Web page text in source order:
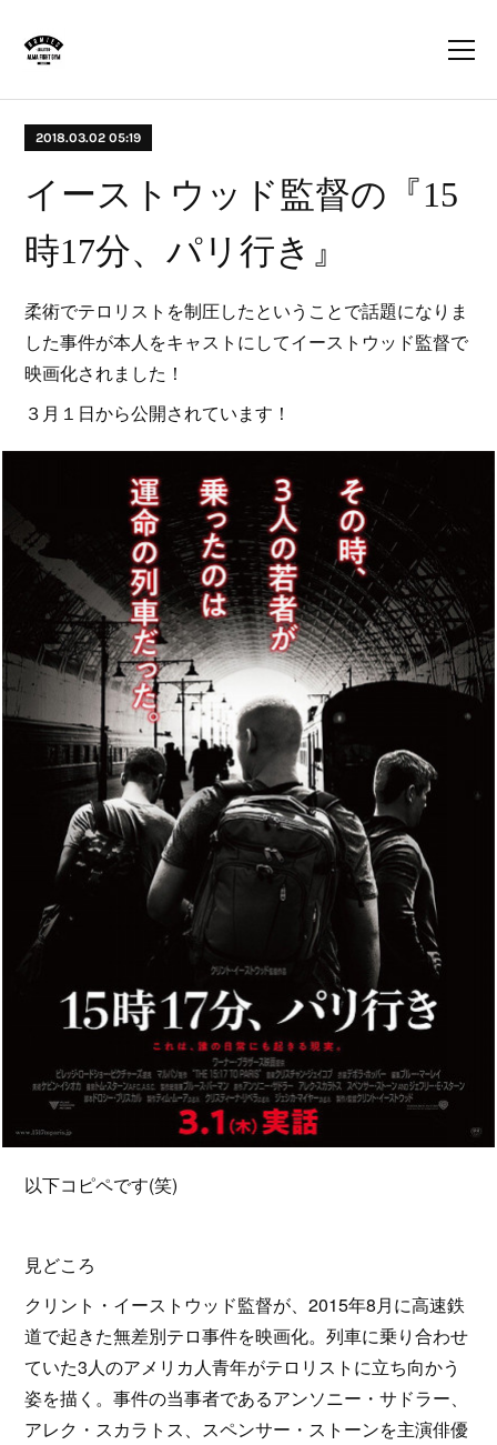
2018.03.02 05:19
イーストウッド監督の『15
時17分、パリ行き』
柔術でテロリストを制圧したということで話題になりま
した事件が本人をキャストにしてイーストウッド監督で
映画化されました！
３月１日から公開されています！
以下コピペです(笑)
見どころ
クリント・イーストウッド監督が、2015年8月に高速鉄
道で起きた無差別テロ事件を映画化。列車に乗り合わせ
ていた3人のアメリカ人青年がテロリストに立ち向かう
姿を描く。事件の当事者であるアンソニー・サドラー、
アレク・スカラトス、スペンサー・ストーンを主演俳優